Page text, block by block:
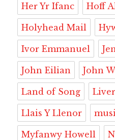
Her Yr Ifanc Hoff
Holyhead Mail
Ivor Emmanuel
John Eilian John
Land of Song
Llais Y Llenor
Myfanwy Howell